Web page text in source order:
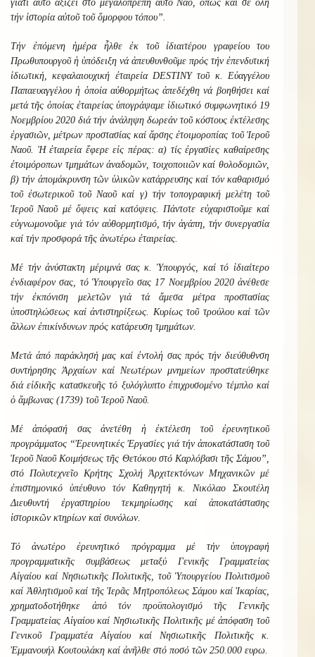
γιατί αὐτό ἀξίζει στό μεγαλοπρεπή αὐτό Ναό, ὅπως καί σέ ὅλη
τήν ἱστορία αὐτοῦ τοῦ ὅμορφου τόπου”.
Τήν ἐπόμενη ἡμέρα ἧλθε ἐκ τοῦ ἰδιαιτέρου γραφείου του
Πρωθυπουργοῦ ἡ ὑπόδειξη νά ἀπευθυνθοῦμε πρός τήν ἐπενδυτική
ἰδιωτική, κεφαλαιουχική ἐταιρεία DESTINYτοῦ κ. Εὐαγγέλου
Παπαευαγγέλου ἡ ὁποία αὐθορμήτως ἀπεδέχθη νά βοηθήσει καί
μετά τῆς ὁποίας ἐταιρείας ὑπογράψαμε ἰδιωτικό συμφωνητικό 19
Νοεμβρίου 2020 διά τήν ἀνάληψη δωρεάν τοῦ κόστους ἐκτέλεσης
ἐργασιῶν, μέτρων προστασίας καί ἄρσης ἐτοιμοροπίας τοῦ Ἱεροῦ
Ναοῦ. Ἡ ἐταιρεία ἔφερε εἰς πέρας: α) τίς ἐργασίες καθαίρεσης
ἐτοιμόροπων τμημάτων ἀναδομῶν, τοιχοποιιῶν καί θολοδομιῶν,
β) τήν ἀπομάκρυνση τῶν ὑλικῶν κατάρρευσης καί τόν καθαρισμό
τοῦ ἐσωτερικοῦ τοῦ Ναοῦ καί γ) τήν τοπογραφική μελέτη τοῦ
Ἱεροῦ Ναοῦ μέ ὄψεις καί κατόψεις. Πάντοτε εὐχαριστοῦμε καί
εὐγνωμονοῦμε γιά τόν αὐθορμητισμό, τήν ἀγάπη, τήν συνεργασία
καί τήν προσφορά τῆς ἀνωτέρω ἐταιρείας.
Μέ τήν ἀνύστακτη μέριμνά σας κ. Ὑπουργός, καί τό ἰδιαίτερο
ἐνδιαφέρον σας, τό Ὑπουργεῖο σας 17 Νοεμβρίου 2020 ἀνέθεσε
τήν ἐκπόνιση μελετῶν γιά τά ἄμεσα μέτρα προστασίας
ὑποστηλώσεως καί ἀντιστηρίξεως. Κυρίως τοῦ τρούλου καί τῶν
ἄλλων ἐπικίνδυνων πρός κατάρευση τμημάτων.
Μετά ἀπό παράκλησή μας καί ἐντολἠ σας πρός τήν διεύθυθνση
συντήρησης Ἀρχαίων καί Νεωτέρων μνημείων προστατεύθηκε
διά εἰδικῆς κατασκευῆς τό ξυλόγλυπτο ἐπιχρυσομένο τέμπλο καί
ὁ ἄμβωνας (1739) τοῦ Ἱεροῦ Ναοῦ.
Μέ ἀπόφασή σας ἀνετέθη ἡ ἐκτέλεση τοῦ ἐρευνητικοῦ
προγράμματος “Ἐρευνητικές Ἐργασίες γιά τήν ἀποκατάσταση τοῦ
Ἱεροῦ Ναοῦ Κοιμήσεως τῆς Θετόκου στό Καρλόβασι τῆς Σάμου”,
στό Πολυτεχνεῖο Κρήτης Σχολή Ἀρχιτεκτόνων Μηχανικῶν μέ
ἐπιστημονικό ὑπέυθυνο τόν Καθηγητή κ. Νικόλαο Σκουτέλη
Διευθυντή ἐργαστηρίου τεκμηρίωσης καί ἀποκατάστασης
ἱστορικῶν κτηρίων καί συνόλων.
Τό ἀνωτέρο ἐρευνητικό πρόγραμμα μέ τήν ὑπογραφή
προγραμματικῆς συμβάσεως μεταξύ Γενικῆς Γραμματείας
Αἰγαίου καί Νησιωτικῆς Πολιτικῆς, τοῦ Ὑπουργείου Πολιτισμοῦ
καί Ἀθλητισμοῦ καί τῆς Ἱερᾶς Μητροπόλεως Σάμου καί Ἰκαρίας,
χρηματοδοτήθηκε ἀπό τόν προϋπολογισμό τῆς Γενικῆς
Γραμματείας Αἰγαίου καί Νησιωτικῆς Πολιτικῆς μέ ἀπόφαση τοῦ
Γενικοῦ Γραμματέα Αἰγαίου καί Νησιωτικῆς Πολιτικῆς κ.
Ἐμμανουήλ Κουτουλάκη καί ἀνῆλθε στό ποσό τῶν 250.000 ευρω.